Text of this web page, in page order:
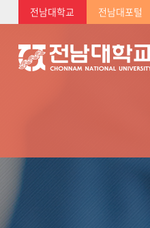
전남대학교 전남대포털